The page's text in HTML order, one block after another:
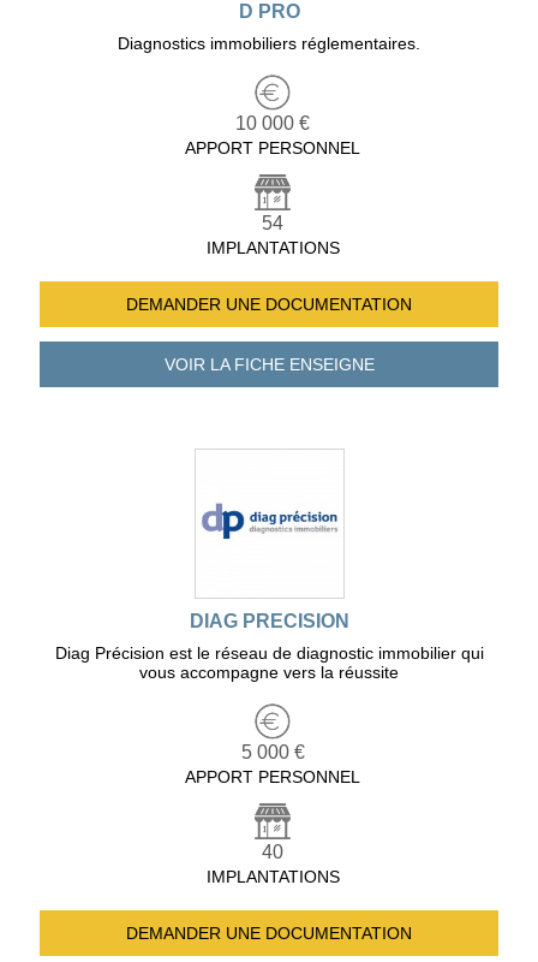
D PRO
Diagnostics immobiliers réglementaires.
10 000 €
APPORT PERSONNEL
54
IMPLANTATIONS
DEMANDER UNE DOCUMENTATION
VOIR LA FICHEENSEIGNE
DIAG PRECISION
Diag Précision est le réseau de diagnostic immobilier qui
vous accompagne vers la réussite
5 000 €
APPORT PERSONNEL
40
IMPLANTATIONS
DEMANDER UNE DOCUMENTATION